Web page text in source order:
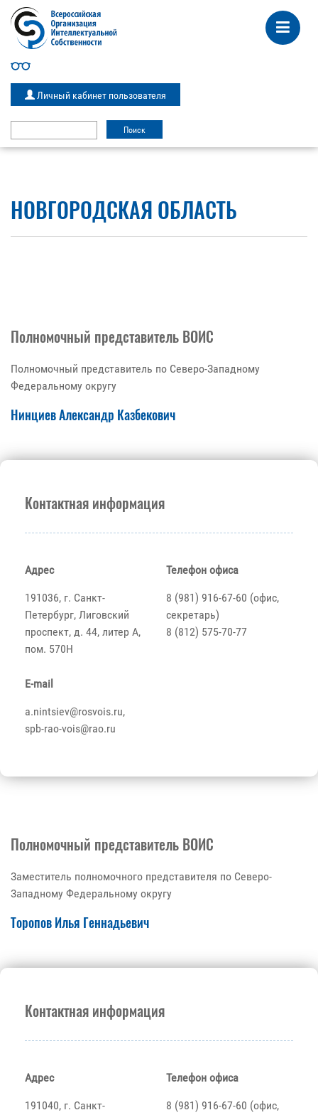
Личный кабинет пользователя
НОВГОРОДСКАЯ ОБЛАСТЬ
Полномочный представитель ВОИС
Полномочный представитель по Северо-Западному
Федеральному округу
Нинциев Александр Казбекович
Контактная информация
Адрес
191036, г. Санкт-
Петербург, Лиговский
проспект, д. 44, литер А,
пом. 570Н
Телефон офиса
8 (981) 916-67-60 (офис,
секретарь)
8 (812) 575-70-77
E-mail
a.nintsiev@rosvois.ru,
spb-rao-vois@rao.ru
Полномочный представитель ВОИС
Заместитель полномочного представителя по Северо-
Западному Федеральному округу
Торопов Илья Геннадьевич
Контактная информация
Адрес
191040, г. Санкт-
Телефон офиса
8 (981) 916-67-60 (офис,